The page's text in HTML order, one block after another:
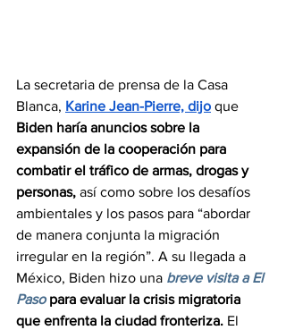
La secretaria de prensa de la Casa
Blanca, Karine Jean-Pierre, dijo que
Biden haría anuncios sobre la
expansión de la cooperación para
combatir el tráfico de armas, drogas y
personas, así como sobre los desafíos
ambientales y los pasos para “abordar
de manera conjunta la migración
irregular en la región”. A su llegada a
México, Biden hizo una breve visita a El
Paso para evaluar la crisis migratoria
que enfrenta la ciudad fronteriza. El